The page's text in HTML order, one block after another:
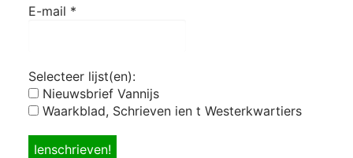
E-mail *
Selecteer lijst(en):
Nieuwsbrief Vannijs
Waarkblad, Schrieven ien t Westerkwartiers